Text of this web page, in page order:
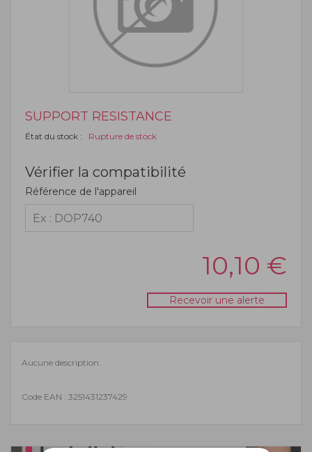
SUPPORT RESISTANCE
État du stock : Rupture de stock
Vérifier la compatibilité
Référence de l'appareil
10,10 €
Recevoir une alerte
Aucune description.
Code EAN : 3251431237429